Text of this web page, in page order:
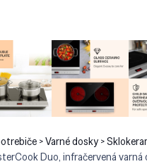
> Varné dosky >
Duo, infračervená varná